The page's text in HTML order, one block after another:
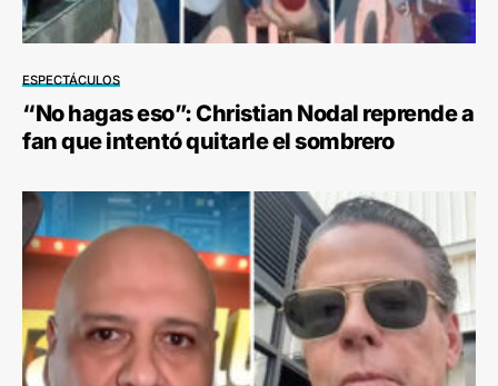
ESPECTÁCULOS
“No hagas eso”: Christian Nodal reprende a
fan que intentó quitarle el sombrero